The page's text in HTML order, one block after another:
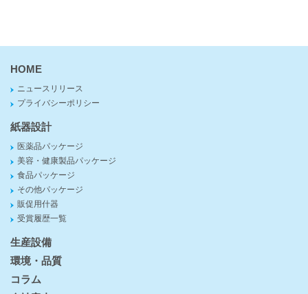
HOME
ニュースリリース
プライバシーポリシー
紙器設計
医薬品パッケージ
美容・健康製品パッケージ
食品パッケージ
その他パッケージ
販促用什器
受賞履歴一覧
生産設備
環境・品質
コラム